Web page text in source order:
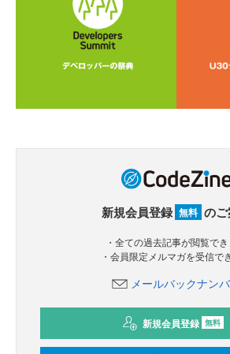
新規会員登録 無料 の
・全ての過去記事が閲覧で
・会員限定メルマガを受信で
メールバックナン
新規会員登録 無料